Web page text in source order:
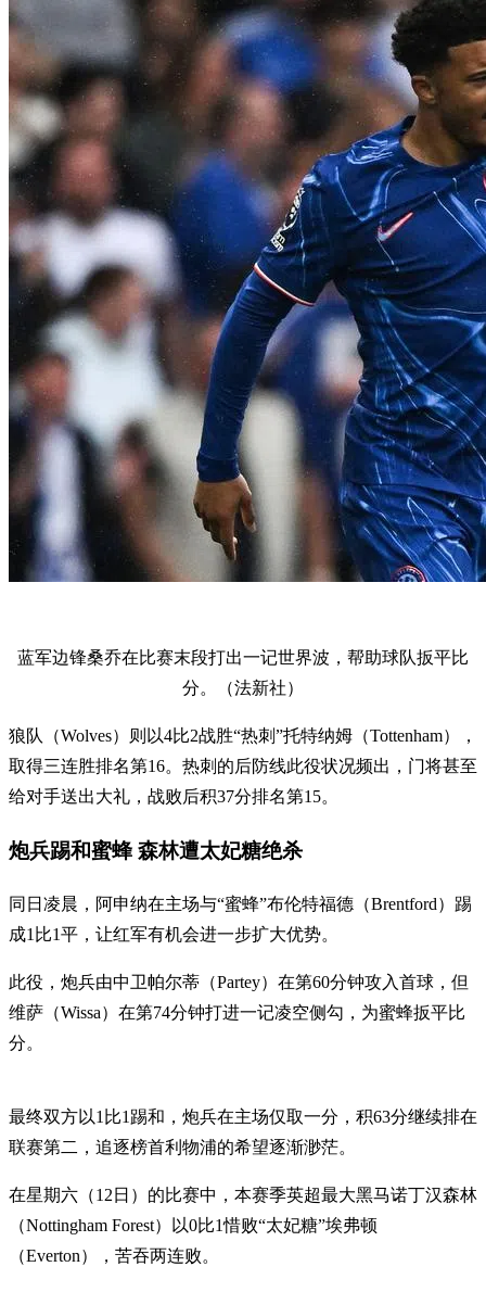
蓝军边锋桑乔在比赛末段打出一记世界波，帮助球队扳平比
分。（法新社）
狼队（Wolves）则以4比2战胜“热刺”托特纳姆（Tottenham），
取得三连胜排名第16。热刺的后防线此役状况频出，门将甚至
给对手送出大礼，战败后积37分排名第15。
炮兵踢和蜜蜂 森林遭太妃糖绝杀
同日凌晨，阿申纳在主场与“蜜蜂”布伦特福德（Brentford）踢
成1比1平，让红军有机会进一步扩大优势。
此役，炮兵由中卫帕尔蒂（Partey）在第60分钟攻入首球，但
维萨（Wissa）在第74分钟打进一记凌空侧勾，为蜜蜂扳平比
分。
最终双方以1比1踢和，炮兵在主场仅取一分，积63分继续排在
联赛第二，追逐榜首利物浦的希望逐渐渺茫。
在星期六（12日）的比赛中，本赛季英超最大黑马诺丁汉森林
（Nottingham Forest）以0比1惜败“太妃糖”埃弗顿
（Everton），苦吞两连败。